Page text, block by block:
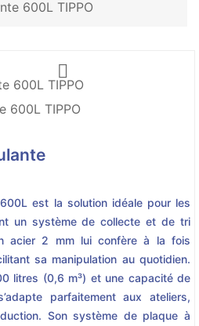
600L TIPPO

est la solution idéale pour les
un système de collecte et de tri
acier 2 mm lui confère à la fois
sa manipulation au quotidien.
litres (0,6 m³) et une capacité de
parfaitement aux ateliers,
Son système de plaque à